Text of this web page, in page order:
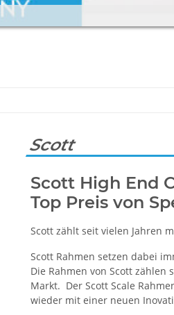
Scott
Scott High End
Top Preis von
Scott zählt seit vielen Jahren
Scott Rahmen setzen dabei
Die Rahmen von Scott
Markt. Der Scott Scale
wieder mit einer neuen